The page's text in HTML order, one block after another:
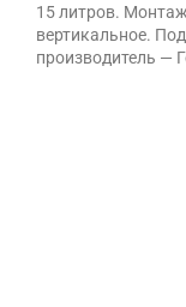
15 литров.
вертикальное.
производитель —